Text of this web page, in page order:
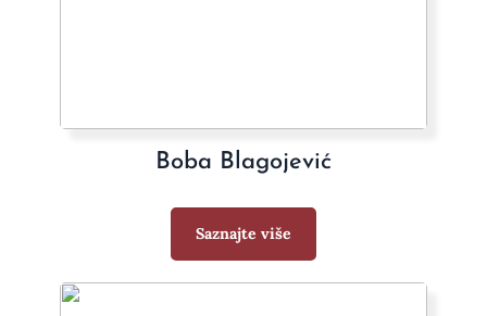
Boba Blagojević
Saznajte više